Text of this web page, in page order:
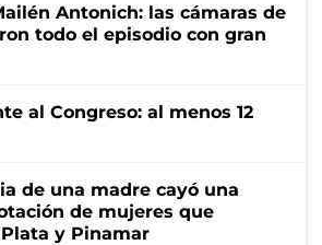
Antonich: las cámaras de
todo el episodio con gran
al Congreso: al menos 12
de una madre cayó una
de mujeres que
y Pinamar